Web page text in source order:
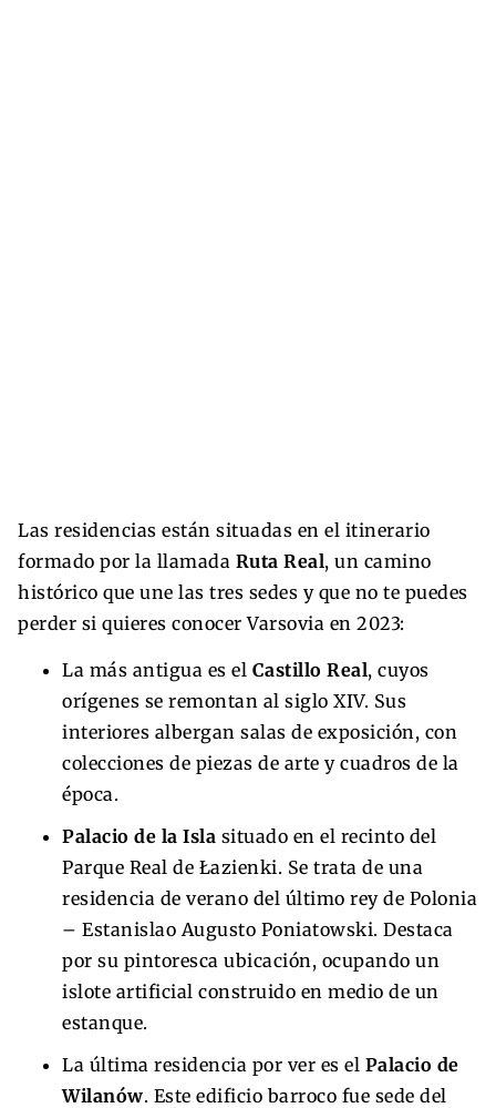
Las residencias están situadas en el itinerario
formado por la llamada Ruta Real, un camino
histórico que une las tres sedes y que no te puedes
perder si quieres conocer Varsovia en 2023:
La más antigua es el Castillo Real, cuyos
orígenes se remontan al siglo XIV. Sus
interiores albergan salas de exposición, con
colecciones de piezas de arte y cuadros de la
época.
Palacio de la Isla situado en el recinto del
Parque Real de Łazienki. Se trata de una
residencia de verano del último rey de Polonia
– Estanislao Augusto Poniatowski. Destaca
por su pintoresca ubicación, ocupando un
islote artificial construido en medio de un
estanque.
La última residencia por ver es el Palacio de
Wilanów. Este edificio barroco fue sede del